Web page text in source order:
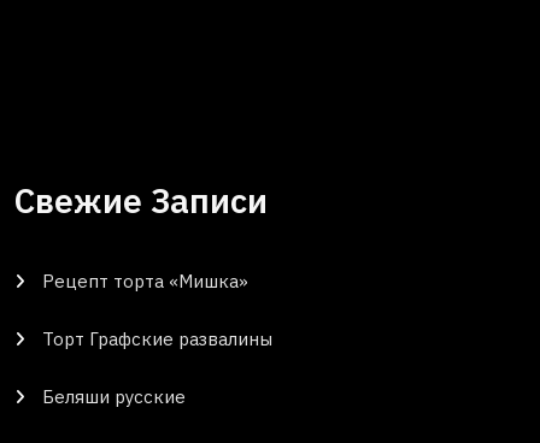
Свежие Записи
Рецепт торта «Мишка»
Торт Графские развалины
Беляши русские